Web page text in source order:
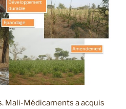
Mali-Médicaments a acquis